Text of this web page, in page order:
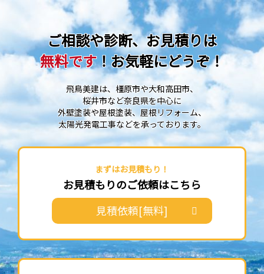
ご相談や診断、お見積りは
無料です！お気軽にどうぞ！
飛鳥美建は、橿原市や大和高田市、
桜井市など奈良県を中心に
外壁塗装や屋根塗装、屋根リフォーム、
太陽光発電工事などを承っております。
まずはお見積もり！
お見積もりのご依頼はこちら
見積依頼[無料]